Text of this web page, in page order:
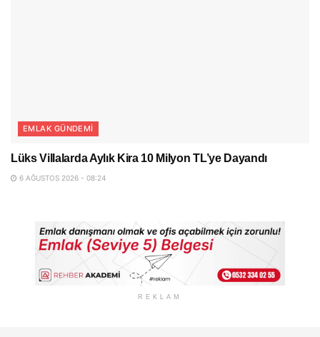
EMLAK GÜNDEMI
Lüks Villalarda Aylık Kira 10 Milyon TL’ye Dayandı
6 AĞUSTOS 2026 - 08:24
REKLAM